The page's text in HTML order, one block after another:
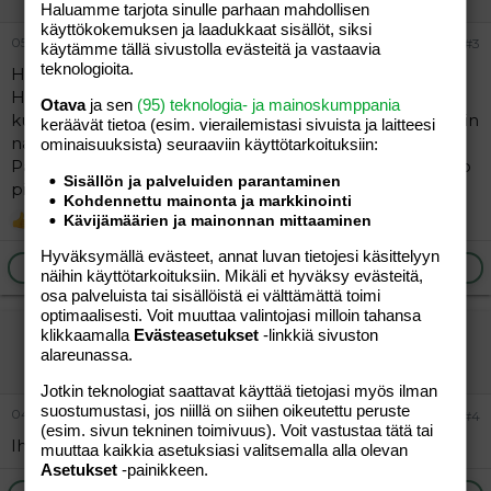
05.09.2011 #3
Hei!
Hieno tarina, ja pahuksen kiihottava sellainen! Kiva
kuulla, että tykkäsit - peppuseksi kun tuntuu jakavan niin
nais- kuin mieskunnankin jyrkästi puolesta tai vastaan.
Parasta se musta on silloin, kun on kalu pepussa ja dildo
pillussa..
R
a
c
t
Fransiscus
Vastaa
Ilmoita asiaton viesti
Fransiscus
Jäsen
04.01.2023 #4
Ihana tarina! Käy kaveria kateeksi
Haluamme tarjota sinulle parhaan mahdollisen
käyttökokemuksen ja laadukkaat sisällöt, siksi
käytämme tällä sivustolla evästeitä ja vastaavia
teknologioita.
Otavaja sen (95) teknologia- ja mainoskumppania
keräävät tietoa (esim. vierailemis­tasi sivuista ja laitteesi
ominaisuuk­sista) seuraaviin käyttötarkoituksiin:
Sisällön ja palveluiden parantaminen
Kohdennettu mainonta ja markkinointi
Kävijämäärien ja mainonnan mittaaminen
Hyväksymällä evästeet, annat luvan tietojesi käsittelyyn
näihin käyttötarkoituksiin. Mikäli et hyväksy evästeitä,
osa palveluista tai sisällöistä ei välttämättä toimi
optimaalisesti. Voit muuttaa valintojasi milloin tahansa
klikkaamalla Evästeasetukset -linkkiä sivuston
alareunassa.
Jotkin teknologiat saattavat käyttää tietojasi myös ilman
suostumustasi, jos niillä on siihen oikeutettu peruste
(esim. sivun tekninen toimivuus). Voit vastustaa tätä tai
muuttaa kaikkia asetuksiasi valitsemalla alla olevan
Asetukset -painikkeen.